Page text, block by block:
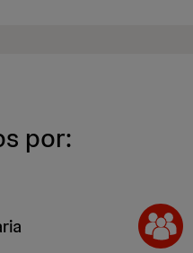
por: